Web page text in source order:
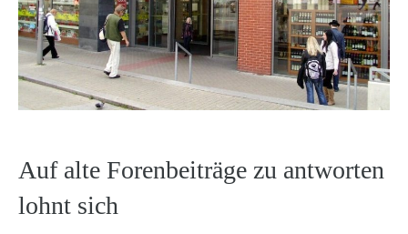
Auf alte Forenbeiträge zu antworten
lohnt sich